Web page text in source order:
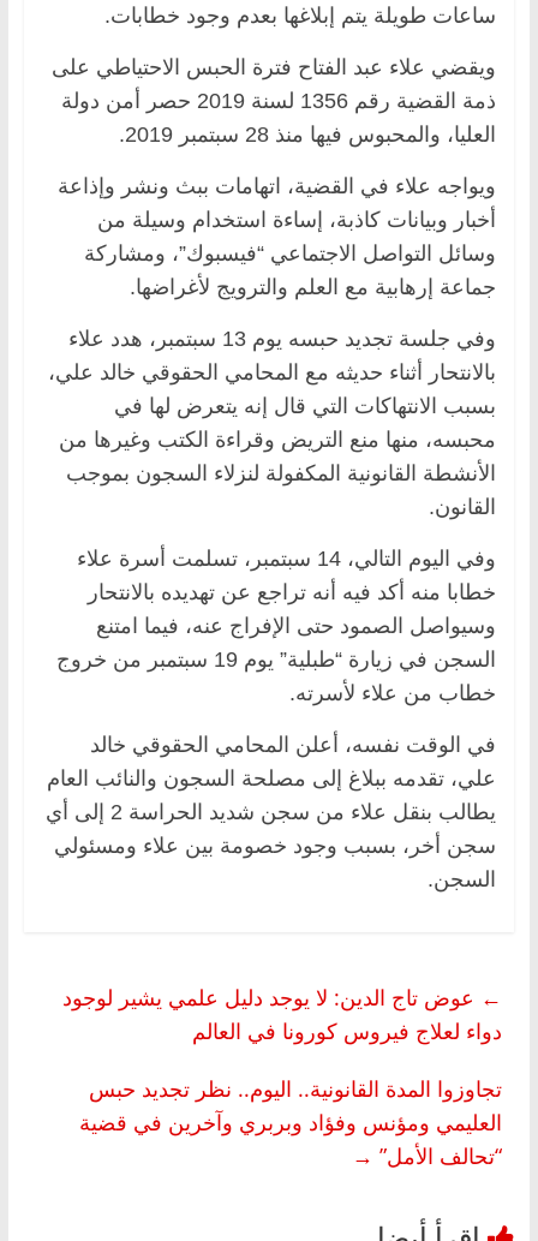
ساعات طويلة يتم إبلاغها بعدم وجود خطابات.
ويقضي علاء عبد الفتاح فترة الحبس الاحتياطي على
ذمة القضية رقم 1356 لسنة 2019 حصر أمن دولة
العليا، والمحبوس فيها منذ 28 سبتمبر 2019.
ويواجه علاء في القضية، اتهامات ببث ونشر وإذاعة
أخبار وبيانات كاذبة، إساءة استخدام وسيلة من
وسائل التواصل الاجتماعي “فيسبوك”، ومشاركة
جماعة إرهابية مع العلم والترويج لأغراضها.
وفي جلسة تجديد حبسه يوم 13 سبتمبر، هدد علاء
بالانتحار أثناء حديثه مع المحامي الحقوقي خالد علي،
بسبب الانتهاكات التي قال إنه يتعرض لها في
محبسه، منها منع التريض وقراءة الكتب وغيرها من
الأنشطة القانونية المكفولة لنزلاء السجون بموجب
القانون.
وفي اليوم التالي، 14 سبتمبر، تسلمت أسرة علاء
خطابا منه أكد فيه أنه تراجع عن تهديده بالانتحار
وسيواصل الصمود حتى الإفراج عنه، فيما امتنع
السجن في زيارة “طبلية” يوم 19 سبتمبر من خروج
خطاب من علاء لأسرته.
في الوقت نفسه، أعلن المحامي الحقوقي خالد
علي، تقدمه ببلاغ إلى مصلحة السجون والنائب العام
يطالب بنقل علاء من سجن شديد الحراسة 2 إلى أي
سجن أخر، بسبب وجود خصومة بين علاء ومسئولي
السجن.
← عوض تاج الدين: لا يوجد دليل علمي يشير لوجود
دواء لعلاج فيروس كورونا في العالم
تجاوزوا المدة القانونية.. اليوم.. نظر تجديد حبس
العليمي ومؤنس وفؤاد وبربري وآخرين في قضية
“تحالف الأمل” →